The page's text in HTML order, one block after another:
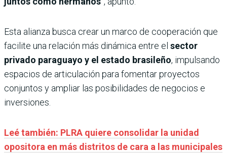
Esta alianza busca crear un marco de cooperación que
facilite una relación más dinámica entre el sector
privado paraguayo y el estado brasileño, impulsando
espacios de articulación para fomentar proyectos
conjuntos y ampliar las posibilidades de negocios e
inversiones.
Leé también: PLRA quiere consolidar la unidad
opositora en más distritos de cara a las municipales